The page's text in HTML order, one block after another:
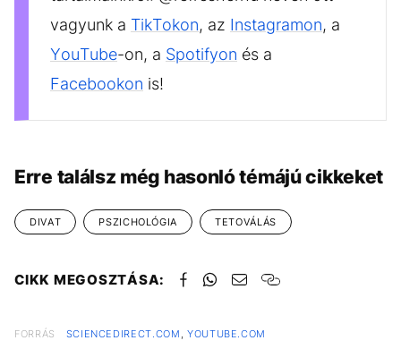
vagyunk a TikTokon, az Instagramon, a
YouTube-on, a Spotifyon és a
Facebookon is!
Erre találsz még hasonló témájú cikkeket
DIVAT PSZICHOLÓGIA TETOVÁLÁS
CIKK MEGOSZTÁSA:
FORRÁS SCIENCEDIRECT.COM , YOUTUBE.COM